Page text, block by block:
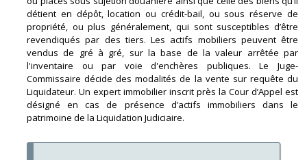
détient en dépôt, location ou crédit-bail, ou sous réserve de
propriété, ou plus généralement, qui sont susceptibles d’être
revendiqués par des tiers. Les actifs mobiliers peuvent être
vendus de gré à gré, sur la base de la valeur arrêtée par
l'inventaire ou par voie d'enchères publiques. Le Juge-
Commissaire décide des modalités de la vente sur requête du
Liquidateur. Un expert immobilier inscrit près la Cour d’Appel est
désigné en cas de présence d’actifs immobiliers dans le
patrimoine de la Liquidation Judiciaire.